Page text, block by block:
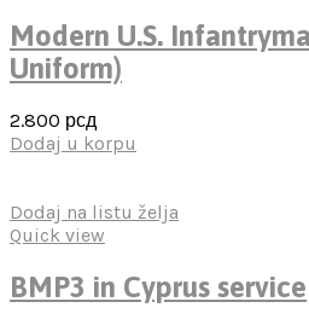
Modern U.S.
Uniform)
2.800 рсд
Dodaj u korpu
Dodaj na listu želja
Quick view
BMP3 in Cyprus service